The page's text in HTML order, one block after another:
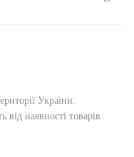
України.
від наявності товарів